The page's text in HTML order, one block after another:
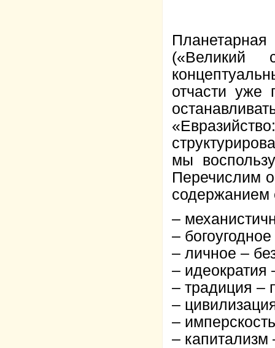
(«Великий
отчасти
мы
Перечислим
содержанием
–
–
– личное –
– идеократия
– традиция –
–
–
– капитализм